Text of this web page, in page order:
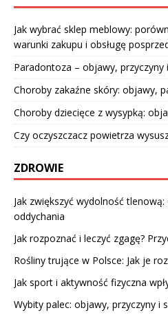
Jak wybrać sklep meblowy:
warunki zakupu i obsługę
Paradontoza – objawy,
Choroby zakaźne skóry: objawy,
Choroby dziecięce z wysypką:
Czy oczyszczacz powietrza
ZDROWIE
Jak zwiększyć wydolność
oddychania
Jak rozpoznać i leczyć zgagę?
Rośliny trujące w Polsce: Jak je
Jak sport i aktywność fizyczna
Wybity palec: objawy, przyczyny i